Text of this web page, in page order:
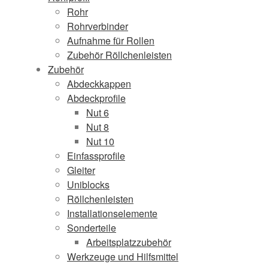
Rohr
Rohrverbinder
Aufnahme für Rollen
Zubehör Röllchenleisten
Zubehör
Abdeckkappen
Abdeckprofile
Nut 6
Nut 8
Nut 10
Einfassprofile
Gleiter
Uniblocks
Röllchenleisten
Installationselemente
Sonderteile
Arbeitsplatzzubehör
Werkzeuge und Hilfsmittel